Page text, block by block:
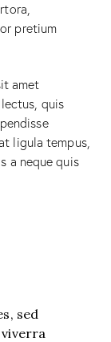
pretium
amet
quis
ligula tempus,
a neque quis
sed